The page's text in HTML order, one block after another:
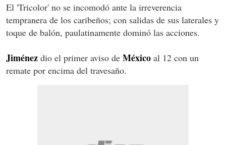
El 'Tricolor' no se incomodó ante la irreverencia
tempranera de los caribeños; con salidas de sus laterales y
toque de balón, paulatinamente dominó las acciones.
Jiménez dio el primer aviso de México al 12 con un
remate por encima del travesaño.